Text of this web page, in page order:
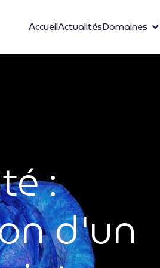
AccueilActualitésDomaines
:
d'un